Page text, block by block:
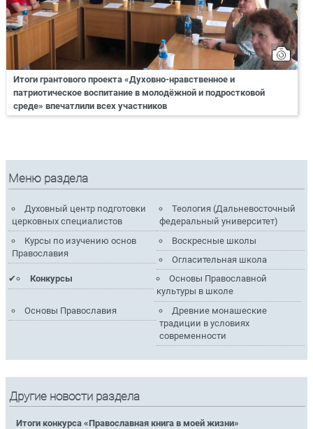
Итоги грантового проекта «Духовно-нравственное и
патриотическое воспитание в молодёжной и подростковой
среде» впечатлили всех участников
Меню раздела
Духовный центр подготовки
церковных специалистов
Теология (Дальневосточный
федеральный университет)
Курсы по изучению основ
Православия
Воскресные школы
Огласительная школа
Конкурсы
Основы Православной
культуры в школе
Основы Православия
Древние монашеские
традиции в условиях
современности
Другие новости раздела
Итоги конкурса «Православная книга в моей жизни»